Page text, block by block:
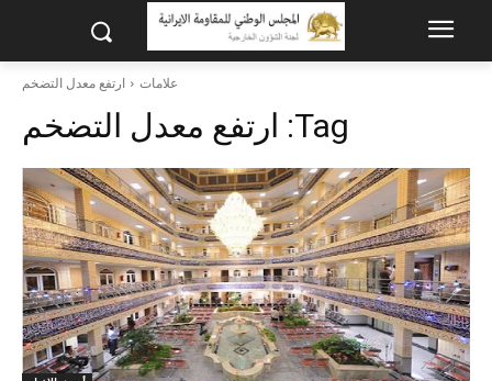
علامات ارتفع معدل التضخم
Tag: ارتفع معدل التضخم